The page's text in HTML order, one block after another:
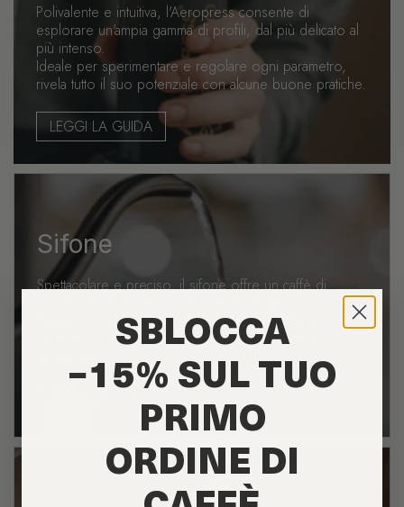
Polivalente e intuitiva, l'Aeropress consente di
esplorare un'ampia gamma di profili, dal più delicato al
più intenso.
Ideale per sperimentare e regolare ogni parametro,
rivela tutto il suo potenziale con alcune buone pratiche.
LEGGI LA GUIDA
Sifone
Spettacolare e preciso, il sifone offre un caffè di
Questo metodo valorizza la finezza del caffè, a
condizione di padroneggiare bene temperatura e
LEGGI LA GUIDA
SBLOCCA
−15% SUL TUO
PRIMO
ORDINE DI